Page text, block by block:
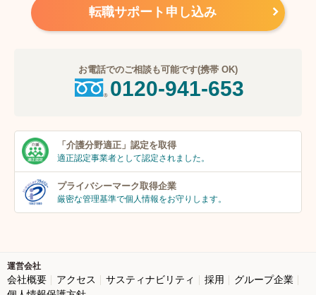
転職サポート申し込み
お電話でのご相談も可能です(携帯 OK)
0120-941-653
「介護分野適正」 認定を取得
適正認定事業者として認定されました。
プライバシーマーク取得企業
厳密な管理基準で個人情報をお守りします。
運営会社
会社概要 アクセス サスティナビリティ 採用
グループ企業